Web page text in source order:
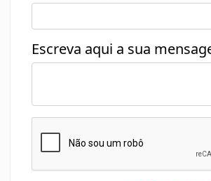
Escreva aqui a sua